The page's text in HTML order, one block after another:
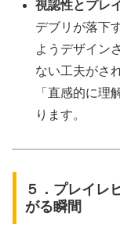
視認性とプレ
デブリが落下
ようデザイン
ない工夫がさ
「直感的に理
ります。
５．プレイレ
がる瞬間